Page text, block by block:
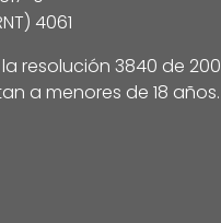
4061
resolución 3840 de
a menores de 18 años.